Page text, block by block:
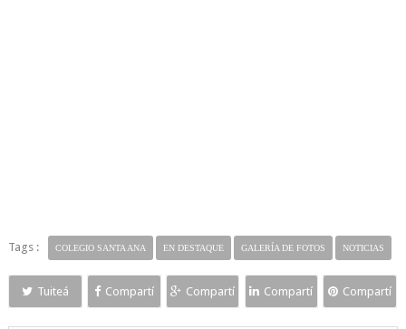
Tags : COLEGIO SANTA ANA EN DESTAQUE GALERÍA DE FOTOS NOTICIAS
Tuiteá Compartí Compartí Compartí Compartí